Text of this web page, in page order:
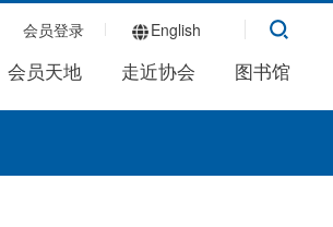
会员登录 English
会员天地 走近协会 图书馆